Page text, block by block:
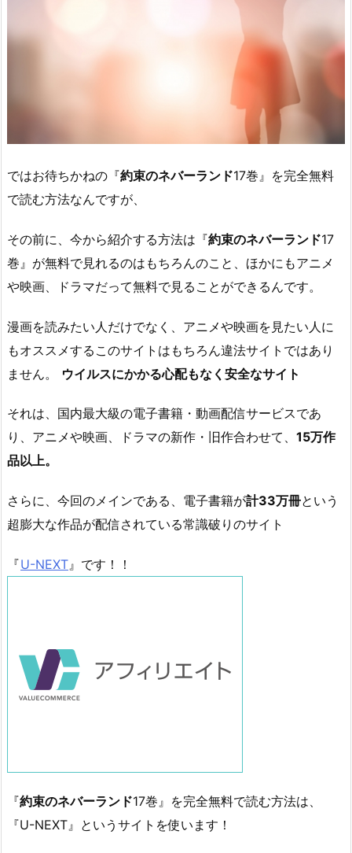
ではお待ちかねの『約束のネバーランド17巻』を完全無料
で読む方法なんですが、
その前に、今から紹介する方法は『約束のネバーランド17
巻』が無料で見れるのはもちろんのこと、ほかにもアニメ
や映画、ドラマだって無料で見ることができるんです。
漫画を読みたい人だけでなく、アニメや映画を見たい人に
もオススメするこのサイトはもちろん違法サイトではあり
ません。 ウイルスにかかる心配もなく安全なサイト
それは、国内最大級の電子書籍・動画配信サービスであ
り、アニメや映画、ドラマの新作・旧作合わせて、 15万作
品以上。
さらに、今回のメインである、電子書籍が計33万冊という
超膨大な作品が配信されている常識破りのサイト
『U-NEXT』です！！
『約束のネバーランド17巻』を完全無料で読む方法は、
『U-NEXT』というサイトを使います！